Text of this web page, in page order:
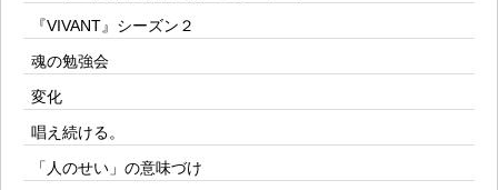
『VIVANT』シーズン２
魂の勉強会
変化
唱え続ける。
「人のせい」の意味づけ